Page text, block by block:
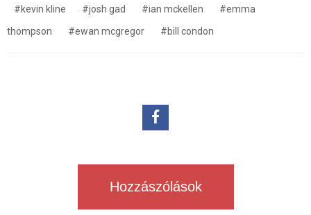
#kevin kline
#josh gad #ian mckellen
#emma
thompson
#ewan mcgregor #bill condon
Hozzászólások